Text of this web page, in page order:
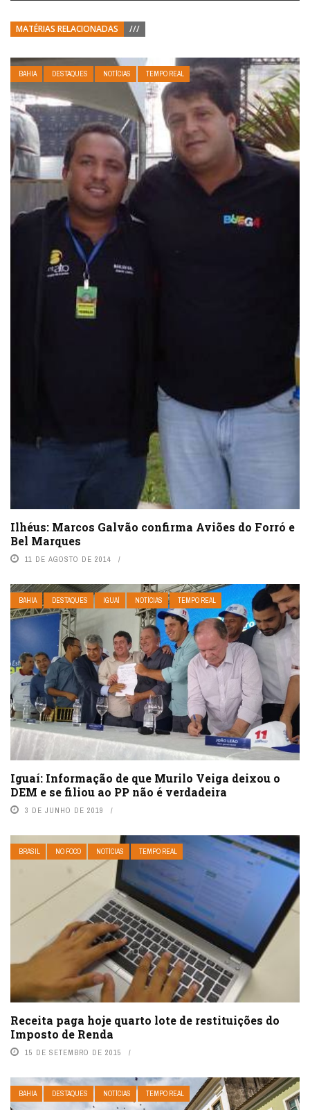
MATÉRIAS RELACIONADAS ///
BAHIA DESTAQUES NOTÍCIAS TEMPO REAL
Ilhéus: Marcos Galvão confirma Aviões do Forró e
Bel Marques
11 DE AGOSTO DE 2014
BAHIA DESTAQUES IGUAÍ NOTÍCIAS TEMPO REAL
Iguaí: Informação de que Murilo Veiga deixou o
DEM e se filiou ao PP não é verdadeira
3 DE JUNHO DE 2019
BRASIL NO FOCO NOTÍCIAS TEMPO REAL
Receita paga hoje quarto lote de restituições do
Imposto de Renda
15 DE SETEMBRO DE 2015
BAHIA DESTAQUES NOTÍCIAS TEMPO REAL